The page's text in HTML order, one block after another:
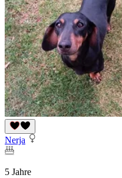
Nerja
5 Jahre